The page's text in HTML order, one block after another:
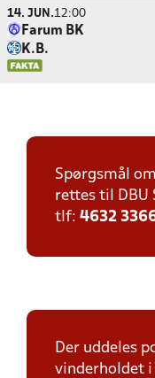
14. JUN.12:00
Farum BK
K.B.
Spørgsmål
rettes til DBU
tlf: 4632
Der uddeles
vinderholdet i